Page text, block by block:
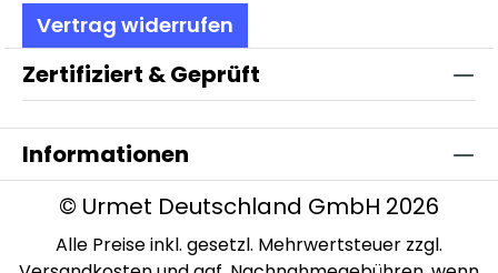
Vertrag widerrufen
Zertifiziert & Geprüft
Informationen
© Urmet Deutschland GmbH 2026
Alle Preise inkl. gesetzl. Mehrwertsteuer zzgl.